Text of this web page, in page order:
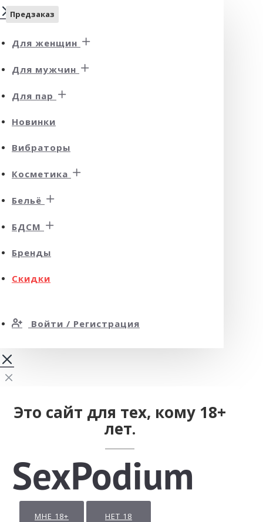
Для женщин
Для мужчин
Для пар
Новинки
Вибраторы
Косметика
Бельё
БДСМ
Бренды
Скидки
Войти / Регистрация
Это сайт для тех, кому 18+
лет.
МНЕ 18+ НЕТ 18
Предзаказ